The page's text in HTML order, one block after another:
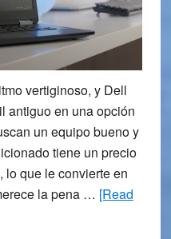
vertiginoso, y Dell
antiguo en una opción
un equipo bueno y
tiene un precio
lo que le convierte en
la pena … [Read